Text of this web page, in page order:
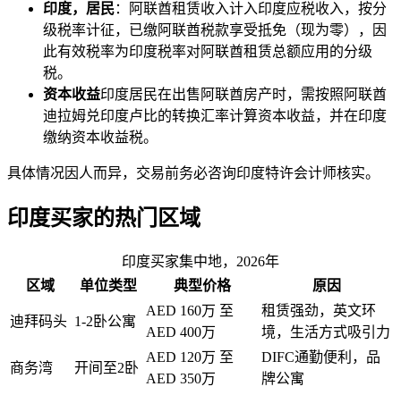
印度，居民：阿联酋租赁收入计入印度应税收入，按分
级税率计征，已缴阿联酋税款享受抵免（现为零），因
此有效税率为印度税率对阿联酋租赁总额应用的分级
税。
资本收益印度居民在出售阿联酋房产时，需按照阿联酋
迪拉姆兑印度卢比的转换汇率计算资本收益，并在印度
缴纳资本收益税。
具体情况因人而异，交易前务必咨询印度特许会计师核实。
印度买家的热门区域
印度买家集中地，2026年
区域
单位类型 典型价格 原因
迪拜码头 1-2卧公寓
AED 160万 至
AED 400万
租赁强劲，英文环
境，生活方式吸引力
商务湾 开间至2卧
AED 120万 至
AED 350万
DIFC通勤便利，品
牌公寓